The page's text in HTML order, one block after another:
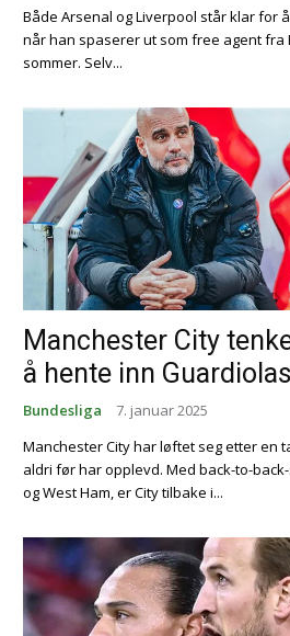
Både Arsenal og Liverpool står klar for
når han spaserer ut som free agent fra
sommer. Selv...
Manchester City
å hente inn
Bundesliga 7. januar 2025
Manchester City har løftet seg etter en
aldri før har opplevd. Med back-to-
og West Ham, er City tilbake i...